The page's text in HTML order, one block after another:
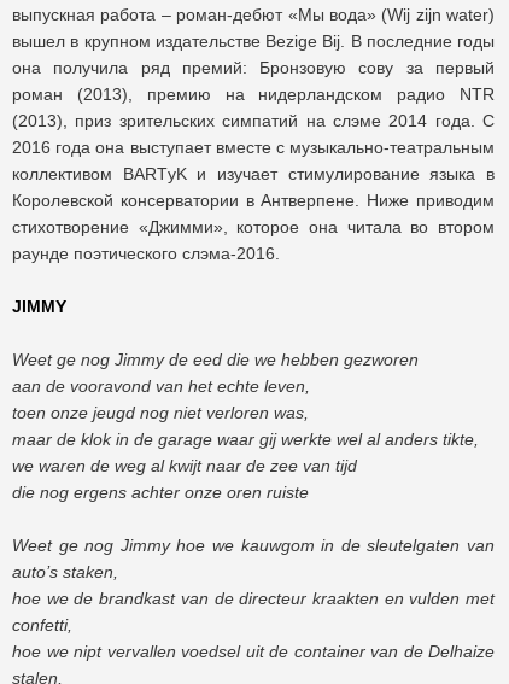
выпускная работа – роман-дебют «Мы вода» (Wij zijn water)
вышел в крупном издательстве Bezige Bij. В последние годы
она получила ряд премий: Бронзовую сову за первый
роман (2013), премию на нидерландском радио NTR
(2013), приз зрительских симпатий на слэме 2014 года. С
2016 года она выступает вместе с музыкально-театральным
коллективом BARTуK и изучает стимулирование языка в
Королевской консерватории в Антверпене. Ниже приводим
стихотворение «Джимми», которое она читала во втором
раунде поэтического слэма-2016.
JIMMY
Weet ge nog Jimmy de eed die we hebben gezworen
aan de vooravond van het echte leven,
toen onze jeugd nog niet verloren was,
maar de klok in de garage waar gij werkte wel al anders tikte,
we waren de weg al kwijt naar de zee van tijd
die nog ergens achter onze oren ruiste
Weet ge nog Jimmy hoe we kauwgom in de sleutelgaten van
auto’s staken,
hoe we de brandkast van de directeur kraakten en vulden met
confetti,
hoe we nipt vervallen voedsel uit de container van de Delhaize
stalen,